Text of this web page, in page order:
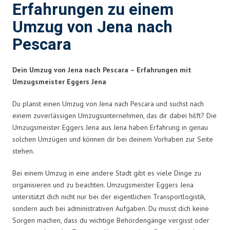
Erfahrungen zu einem
Umzug von Jena nach
Pescara
Dein Umzug von Jena nach Pescara – Erfahrungen mit
Umzugsmeister Eggers Jena
Du planst einen Umzug von Jena nach Pescara und suchst nach
einem zuverlässigen Umzugsunternehmen, das dir dabei hilft? Die
Umzugsmeister Eggers Jena aus Jena haben Erfahrung in genau
solchen Umzügen und können dir bei deinem Vorhaben zur Seite
stehen.
Bei einem Umzug in eine andere Stadt gibt es viele Dinge zu
organisieren und zu beachten. Umzugsmeister Eggers Jena
unterstützt dich nicht nur bei der eigentlichen Transportlogistik,
sondern auch bei administrativen Aufgaben. Du musst dich keine
Sorgen machen, dass du wichtige Behördengänge vergisst oder